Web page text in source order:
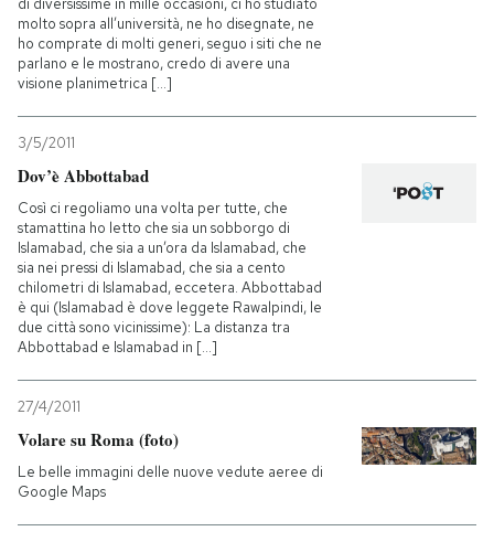
molto sopra all’università, ne ho disegnate, ne
ho comprate di molti generi, seguo i siti che ne
parlano e le mostrano, credo di avere una
visione planimetrica [...]
3/5/2011
Dov’è Abbottabad
Così ci regoliamo una volta per tutte, che
stamattina ho letto che sia un sobborgo di
Islamabad, che sia a un’ora da Islamabad, che
sia nei pressi di Islamabad, che sia a cento
chilometri di Islamabad, eccetera. Abbottabad
è qui (Islamabad è dove leggete Rawalpindi, le
due città sono vicinissime): La distanza tra
Abbottabad e Islamabad in [...]
27/4/2011
Volare su Roma (foto)
Le belle immagini delle nuove vedute aeree di
Google Maps